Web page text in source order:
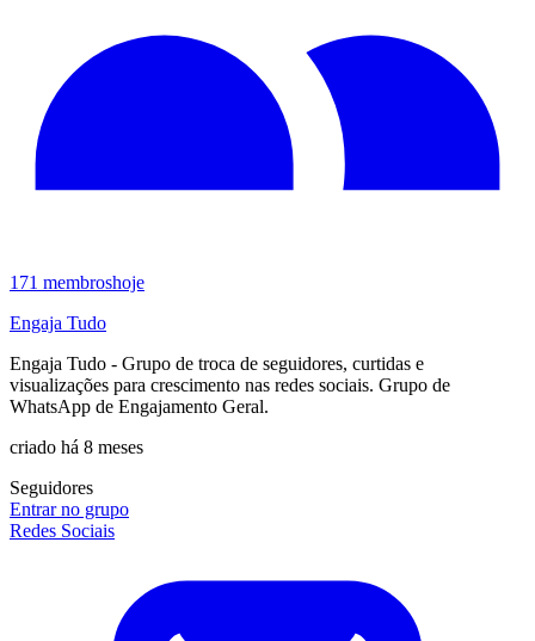
171 membroshoje
Engaja Tudo
Engaja Tudo - Grupo de troca de seguidores, curtidas e
visualizações para crescimento nas redes sociais. Grupo de
WhatsApp de Engajamento Geral.
criado há 8 meses
Seguidores
Entrar no grupo
Redes Sociais